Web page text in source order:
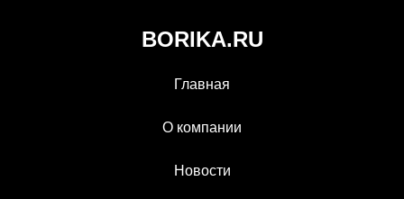
BORIKA.RU
Главная
О компании
Новости